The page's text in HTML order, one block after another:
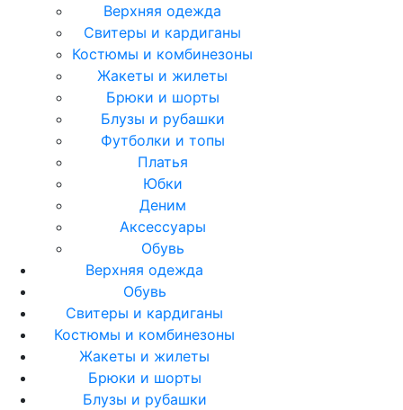
Верхняя одежда
Свитеры и кардиганы
Костюмы и комбинезоны
Жакеты и жилеты
Брюки и шорты
Блузы и рубашки
Футболки и топы
Платья
Юбки
Деним
Аксессуары
Обувь
Верхняя одежда
Обувь
Свитеры и кардиганы
Костюмы и комбинезоны
Жакеты и жилеты
Брюки и шорты
Блузы и рубашки